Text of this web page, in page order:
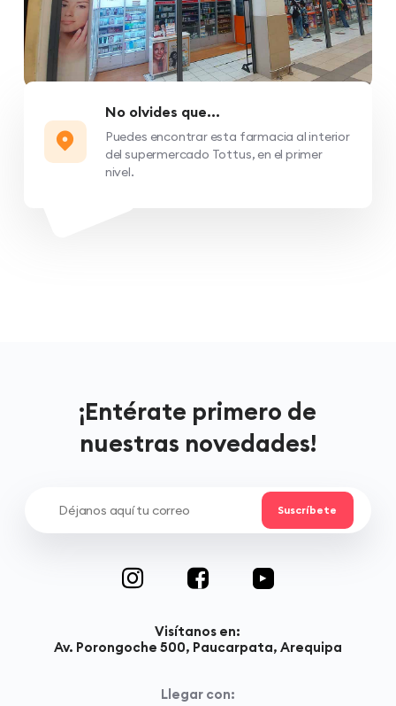
No olvides que...
Puedes encontrar esta farmacia al interior
del supermercado Tottus, en el primer
nivel.
¡Entérate primero de
nuestras novedades!
Visítanos en:
Av. Porongoche 500, Paucarpata, Arequipa
Llegar con: